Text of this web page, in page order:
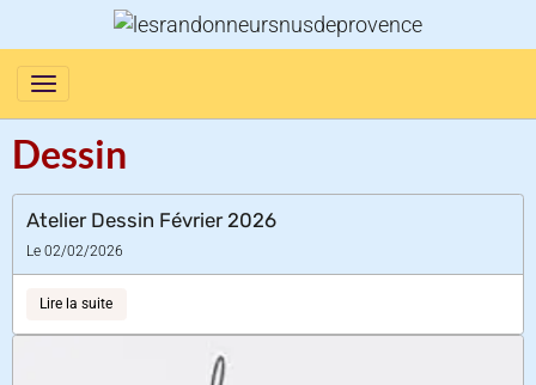
Dessin
Atelier Dessin Février 2026
Le 02/02/2026
Lire la suite